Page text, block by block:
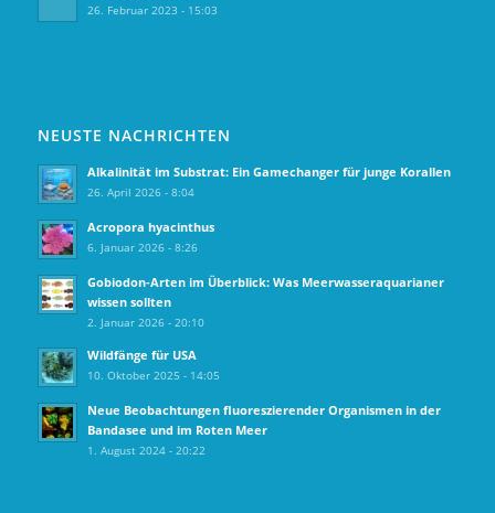
26. Februar 2023 - 15:03
NEUSTE NACHRICHTEN
Alkalinität im Substrat: Ein Gamechanger für junge Korallen
26. April 2026 - 8:04
Acropora hyacinthus
6. Januar 2026 - 8:26
Gobiodon‑Arten im Überblick: Was Meerwasseraquarianer
wissen sollten
2. Januar 2026 - 20:10
Wildfänge für USA
10. Oktober 2025 - 14:05
Neue Beobachtungen fluoreszierender Organismen in der
Bandasee und im Roten Meer
1. August 2024 - 20:22